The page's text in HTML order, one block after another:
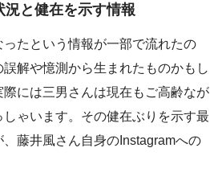
と健在を示す情報
たという情報が一部で流れたの
解や憶測から生まれたものかもし
には三男さんは現在もご高齢なが
ゃいます。その健在ぶりを示す最
、藤井風さん自身のInstagramへの